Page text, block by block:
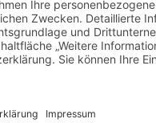
Freie Schule